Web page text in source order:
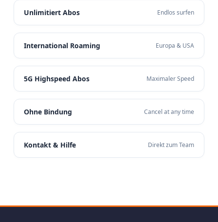
Unlimitiert Abos Endlos surfen
International Roaming Europa & USA
5G Highspeed Abos Maximaler Speed
Ohne Bindung Cancel at any time
Kontakt & Hilfe Direkt zum Team